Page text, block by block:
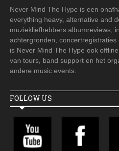
Never Mind The Hype is een
everything heavy, alternative and
muziekliefhebbers albumreviews,
achtergronden,
is Never Mind The Hype ook
van tours, band support en het
andere music events.
FOLLOW US